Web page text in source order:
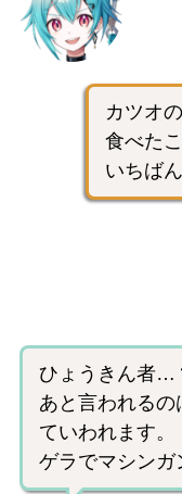
カツオ
食べた
いちば
ひょうきん者…
あと言われる
ていわれます。
ゲラでマシンガ